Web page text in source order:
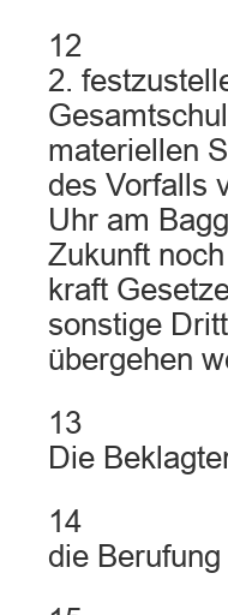
12
2.
materiellen
des Vorfalls
Uhr am
Zukunft
kraft
sonstige
übergehen
13
Die
14
die